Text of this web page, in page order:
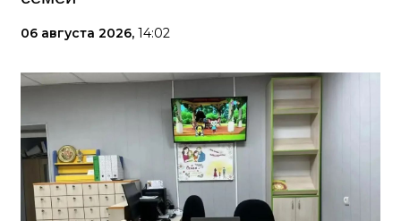
06 августа 2026, 14:02